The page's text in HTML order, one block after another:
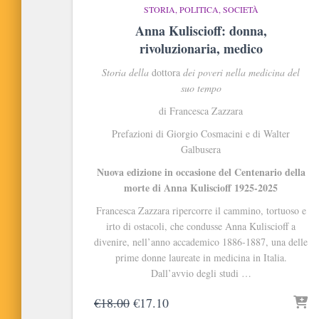
STORIA, POLITICA, SOCIETÀ
Anna Kuliscioff: donna,
rivoluzionaria, medico
Storia della dottora dei poveri nella medicina del
suo tempo
di Francesca Zazzara
Prefazioni di Giorgio Cosmacini e di Walter
Galbusera
Nuova edizione in occasione del Centenario della
morte di Anna Kuliscioff 1925-2025
Francesca Zazzara ripercorre il cammino, tortuoso e
irto di ostacoli, che condusse Anna Kuliscioff a
divenire, nell’anno accademico 1886-1887, una delle
prime donne laureate in medicina in Italia.
Dall’avvio degli studi …
€18.00 Il
€17.10Il